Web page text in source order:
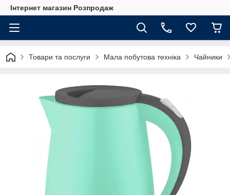
Інтернет магазин Розпродаж
Товари та послуги Мала побутова техніка Чайники